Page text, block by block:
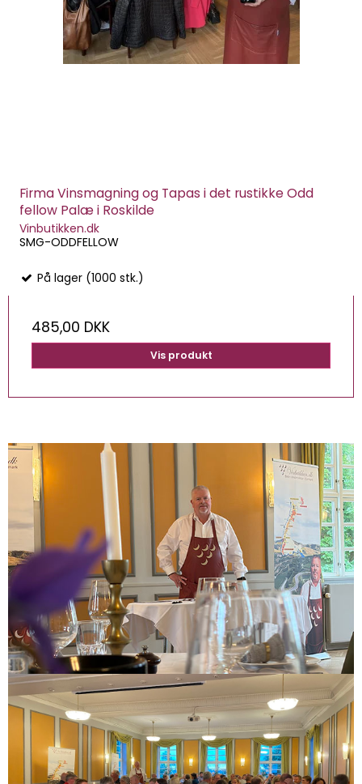
Firma Vinsmagning og Tapas i det rustikke Odd
fellow Palæ i Roskilde
Vinbutikken.dk
SMG-ODDFELLOW
På lager (1000 stk.)
485,00 DKK
Vis produkt